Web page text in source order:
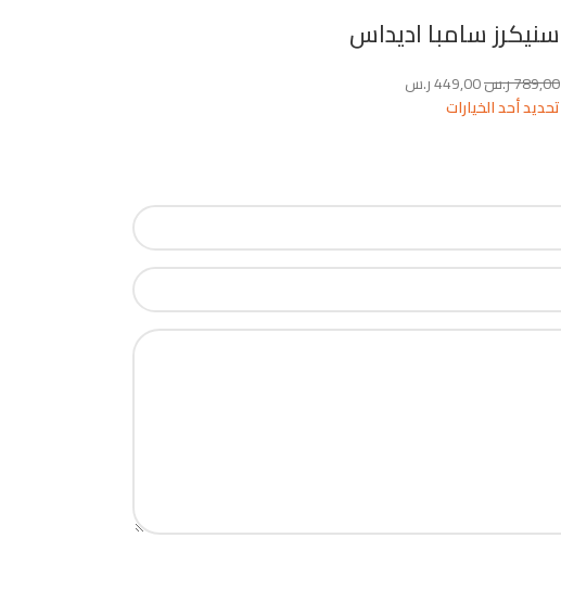
سنيكرز سامبا اديداس
789,00ر.س449,00ر.س
تحديد أحد الخيارات